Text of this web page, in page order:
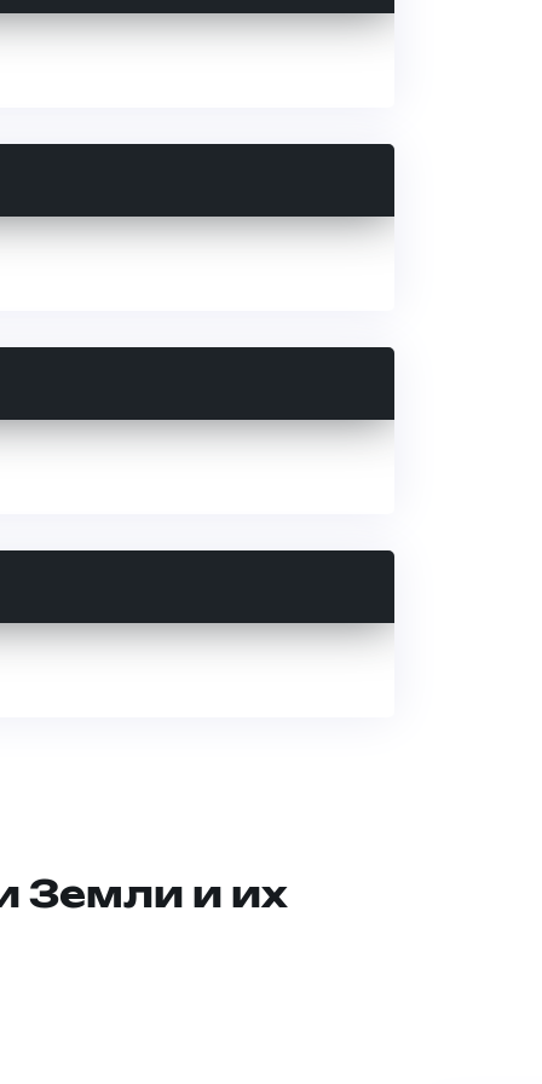
Земли и их